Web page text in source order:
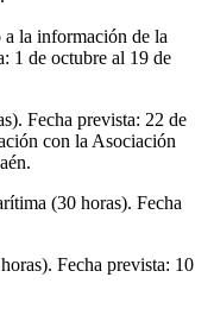
a la información de la
1 de octubre al 19 de
Fecha prevista: 22 de
con la Asociación
(30 horas). Fecha
Fecha prevista: 10